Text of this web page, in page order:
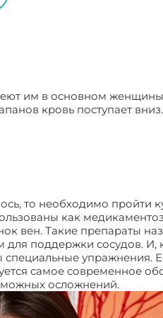
им в основном
кровь поступает
то необходимо пройти
как
вен. Такие препараты
поддержки сосудов. И,
упражнения.
самое современное
осложнений.